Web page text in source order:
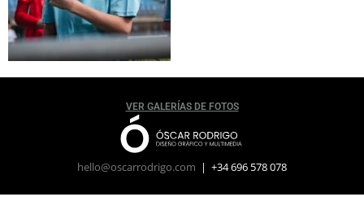
VER GALERÍAS DE FOTOS
hello@oscarrodrigo.com | +34 696 578 078